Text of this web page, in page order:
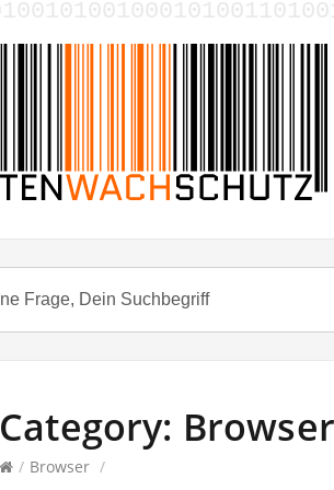
Category: Browser
/ Browser /